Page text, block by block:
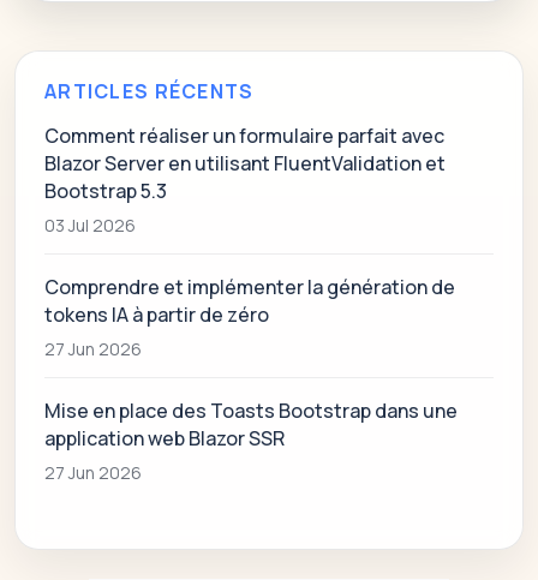
ARTICLES RÉCENTS
Comment réaliser un formulaire parfait avec
Blazor Server en utilisant FluentValidation et
Bootstrap 5.3
03 Jul 2026
Comprendre et implémenter la génération de
tokens IA à partir de zéro
27 Jun 2026
Mise en place des Toasts Bootstrap dans une
application web Blazor SSR
27 Jun 2026